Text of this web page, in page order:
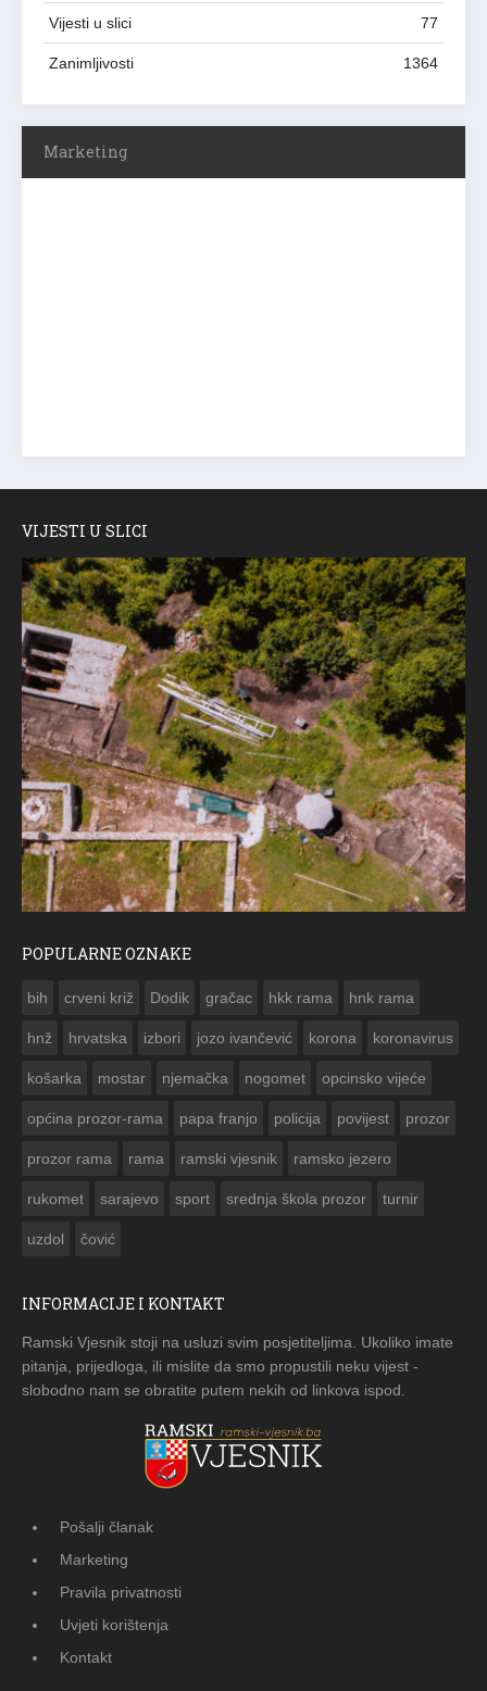
Vijesti u slici 77
Zanimljivosti 1364
Marketing
VIJESTI U SLICI
POPULARNE OZNAKE
bih crveni križ Dodik gračac hkk rama hnk rama
hnž hrvatska izbori jozo ivančević korona koronavirus
košarka mostar njemačka nogomet opcinsko vijeće
općina prozor-rama papa franjo policija povijest prozor
prozor rama rama ramski vjesnik ramsko jezero
rukomet sarajevo sport srednja škola prozor turnir
uzdol čović
INFORMACIJE I KONTAKT
Ramski Vjesnik stoji na usluzi svim posjetiteljima. Ukoliko imate
pitanja, prijedloga, ili mislite da smo propustili neku vijest -
slobodno nam se obratite putem nekih od linkova ispod.
Pošalji članak
Marketing
Pravila privatnosti
Uvjeti korištenja
Kontakt